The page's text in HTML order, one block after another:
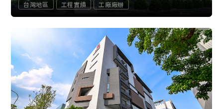
台灣地區 工程實績 工廠廠辦